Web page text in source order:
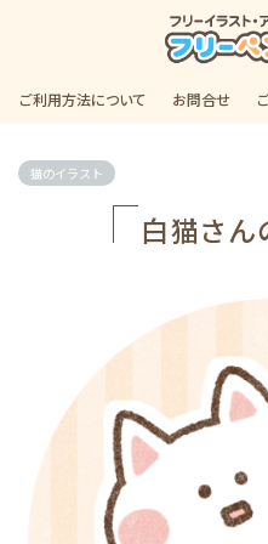
ご利用方法について お問合せ
猫のイラスト
白猫さん